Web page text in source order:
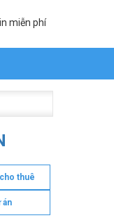
miễn phí
thuê
án